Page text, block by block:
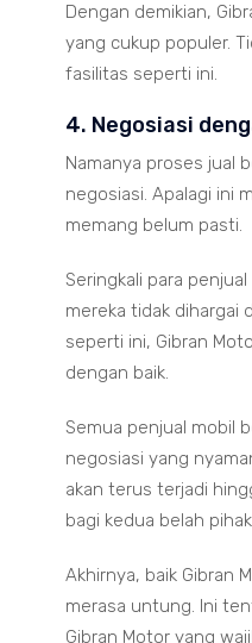
Dengan demikian,
yang cukup populer.
fasilitas seperti ini.
4. Negosiasi
Namanya proses jual
negosiasi. Apalagi ini
memang belum pasti.
Seringkali para
mereka tidak dihargai
seperti ini, Gibran
dengan baik.
Semua penjual mobil
negosiasi yang
akan terus terjadi
bagi kedua belah
Akhirnya, baik Gibran
merasa untung. Ini
Gibran Motor yang